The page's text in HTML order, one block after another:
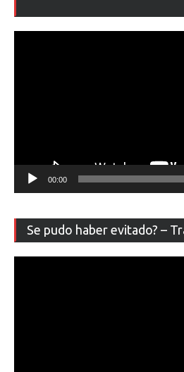
00:00
Se pudo haber evitado? –